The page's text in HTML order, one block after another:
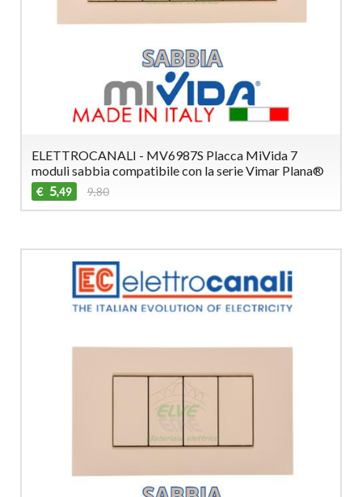
ELETTROCANALI - MV6987S Placca MiVida 7
moduli sabbia compatibile con la serie Vimar Plana®
€ 5,49 9,80